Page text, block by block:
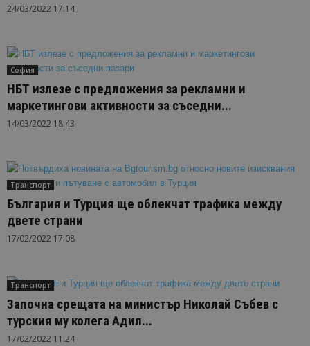
24/03/2022 17:14
София
НБТ излезе с предложения за рекламни и
маркетингови активности за съседни...
14/03/2022 18:43
Транспорт
България и Турция ще облекчат трафика между
двете страни
17/02/2022 17:08
Транспорт
Започна срещата на министър Николай Събев с
турския му колега Адил...
17/02/2022 11:24